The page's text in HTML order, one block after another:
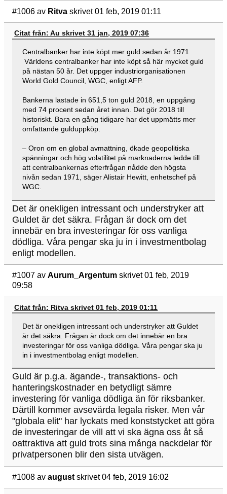
#1006 av Ritva skrivet 01 feb, 2019 01:11
Citat från: Au skrivet 31 jan, 2019 07:36
Centralbanker har inte köpt mer guld sedan år 1971
Världens centralbanker har inte köpt så här mycket guld
på nästan 50 år. Det uppger industriorganisationen
World Gold Council, WGC, enligt AFP.
Bankerna lastade in 651,5 ton guld 2018, en uppgång
med 74 procent sedan året innan. Det gör 2018 till
historiskt. Bara en gång tidigare har det uppmätts mer
omfattande gulduppköp.
– Oron om en global avmattning, ökade geopolitiska
spänningar och hög volatilitet på marknaderna ledde till
att centralbankernas efterfrågan nådde den högsta
nivån sedan 1971, säger Alistair Hewitt, enhetschef på
WGC.
Det är onekligen intressant och understryker att
Guldet är det säkra. Frågan är dock om det
innebär en bra investeringar för oss vanliga
dödliga. Våra pengar ska ju in i investmentbolag
enligt modellen.
#1007 av Aurum_Argentum skrivet 01 feb, 2019
09:58
Citat från: Ritva skrivet 01 feb, 2019 01:11
Det är onekligen intressant och understryker att Guldet
är det säkra. Frågan är dock om det innebär en bra
investeringar för oss vanliga dödliga. Våra pengar ska ju
in i investmentbolag enligt modellen.
Guld är p.g.a. ägande-, transaktions- och
hanteringskostnader en betydligt sämre
investering för vanliga dödliga än för riksbanker.
Därtill kommer avsevärda legala risker. Men vår
"globala elit" har lyckats med konststycket att göra
de investeringar de vill att vi ska ägna oss åt så
oattraktiva att guld trots sina många nackdelar för
privatpersonen blir den sista utvägen.
#1008 av august skrivet 04 feb, 2019 16:02